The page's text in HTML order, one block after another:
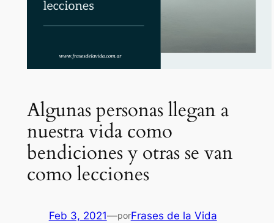
Algunas personas llegan a
nuestra vida como
bendiciones y otras se van
como lecciones
Feb 3, 2021—porFrases de la Vida